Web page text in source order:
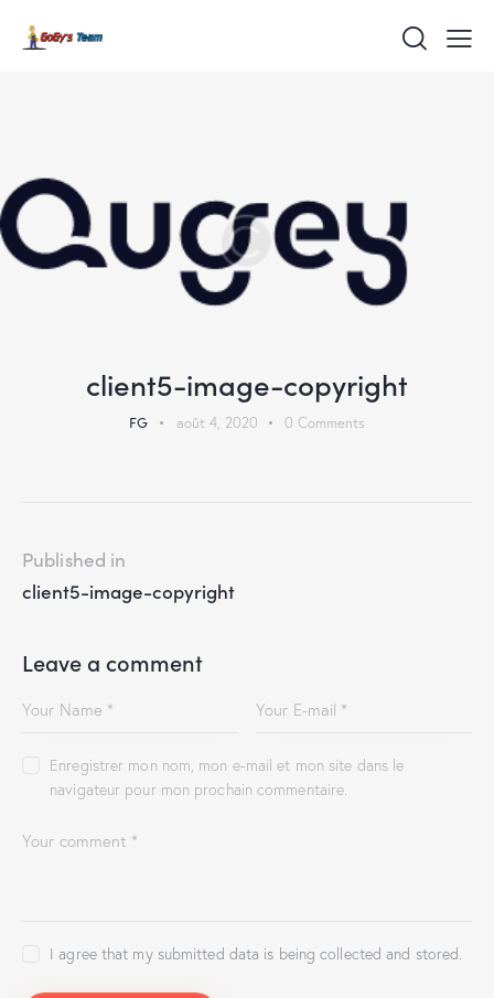
client5-image-copyright
FG août 4, 2020 0 Comments
Published in
client5-image-copyright
Leave a comment
Enregistrer mon nom, mon e-mail et mon site dans le
navigateur pour mon prochain commentaire.
I agree that my submitted data is being collected and stored.